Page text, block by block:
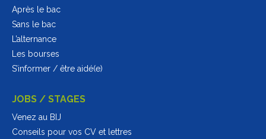
Après le bac
Sans le bac
L’alternance
Les bourses
S’informer / être aidé(e)
JOBS / STAGES
Venez au BIJ
Conseils pour vos CV et lettres